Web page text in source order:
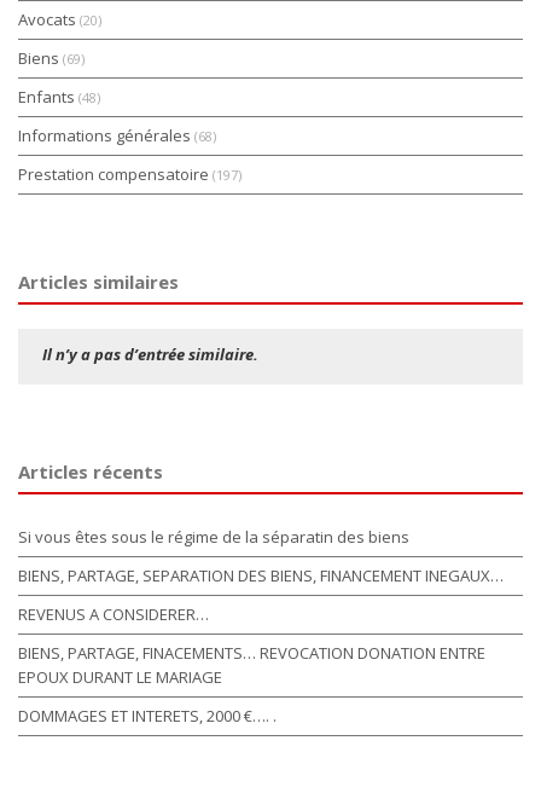
Avocats (20)
Biens (69)
Enfants (48)
Informations générales (68)
Prestation compensatoire (197)
Articles similaires
Il n’y a pas d’entrée similaire.
Articles récents
Si vous êtes sous le régime de la séparatin des biens
BIENS, PARTAGE, SEPARATION DES BIENS, FINANCEMENT INEGAUX…
REVENUS A CONSIDERER…
BIENS, PARTAGE, FINACEMENTS… REVOCATION DONATION ENTRE
EPOUX DURANT LE MARIAGE
DOMMAGES ET INTERETS, 2000 €…. .